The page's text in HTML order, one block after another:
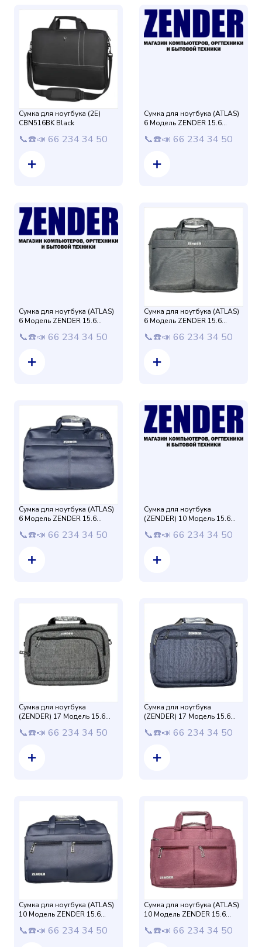
Сумка для ноутбука (2E)
CBN516BK Black
📞☎️📣 66 234 34 50
Сумка для ноутбука (ATLAS)
6 Модель ZENDER 15.6
слойная
📞☎️📣 66 234 34 50
Сумка для ноутбука (ATLAS)
6 Модель ZENDER 15.6
слойная
📞☎️📣 66 234 34 50
Сумка для ноутбука (ATLAS)
6 Модель ZENDER 15.6
слойная
📞☎️📣 66 234 34 50
Сумка для ноутбука (ATLAS)
6 Модель ZENDER 15.6
слойная Матовый
📞☎️📣 66 234 34 50
Сумка для ноутбука
(ZENDER) 10 Модель 15.6
📞☎️📣 66 234 34 50
Сумка для ноутбука
(ZENDER) 17 Модель 15.6
Drap+USB
📞☎️📣 66 234 34 50
Сумка для ноутбука
(ZENDER) 17 Модель 15.6
Drap+USB
📞☎️📣 66 234 34 50
Сумка для ноутбука (ATLAS)
10 Модель ZENDER 15.6
📞☎️📣 66 234 34 50
Сумка для ноутбука (ATLAS)
10 Модель ZENDER 15.6
📞☎️📣 66 234 34 50